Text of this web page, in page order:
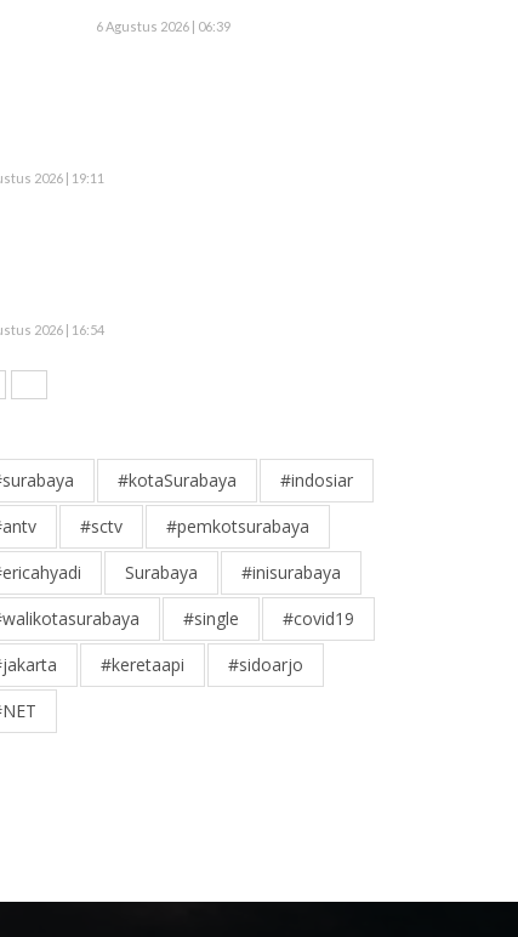
6 Agustus 2026 | 06:39
2026 | 19:11
2026 | 16:54
#kotaSurabaya
#indosiar
#sctv
#pemkotsurabaya
Surabaya
#inisurabaya
#single
#covid19
#keretaapi
#sidoarjo